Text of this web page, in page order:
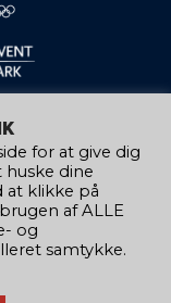
for at give dig
huske dine
at klikke på
af ​​ALLE
og
samtykke.